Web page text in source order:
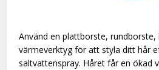
Använd en plattborste, rundborste,
värmeverktyg för att styla ditt hår
saltvattenspray. Håret får en ökad